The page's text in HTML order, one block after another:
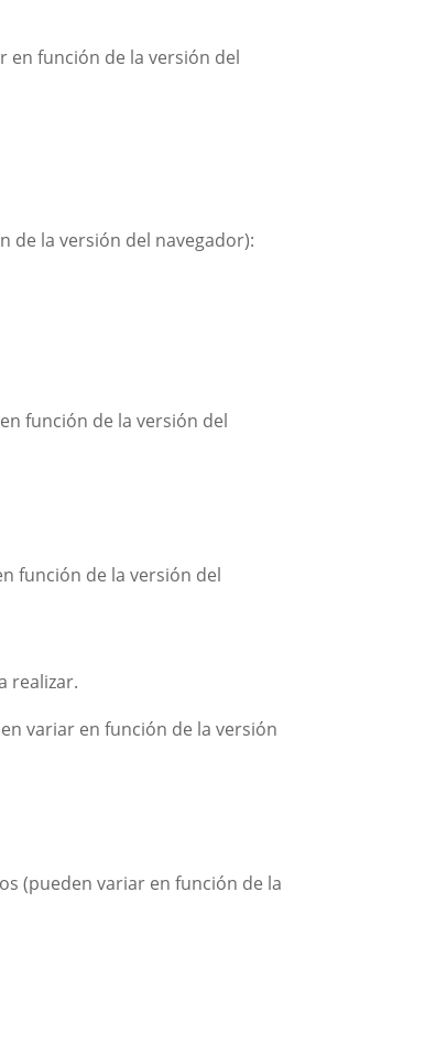
en función de la versión del
de la versión del navegador):
función de la versión del
función de la versión del
realizar.
variar en función de la versión
(pueden variar en función de la